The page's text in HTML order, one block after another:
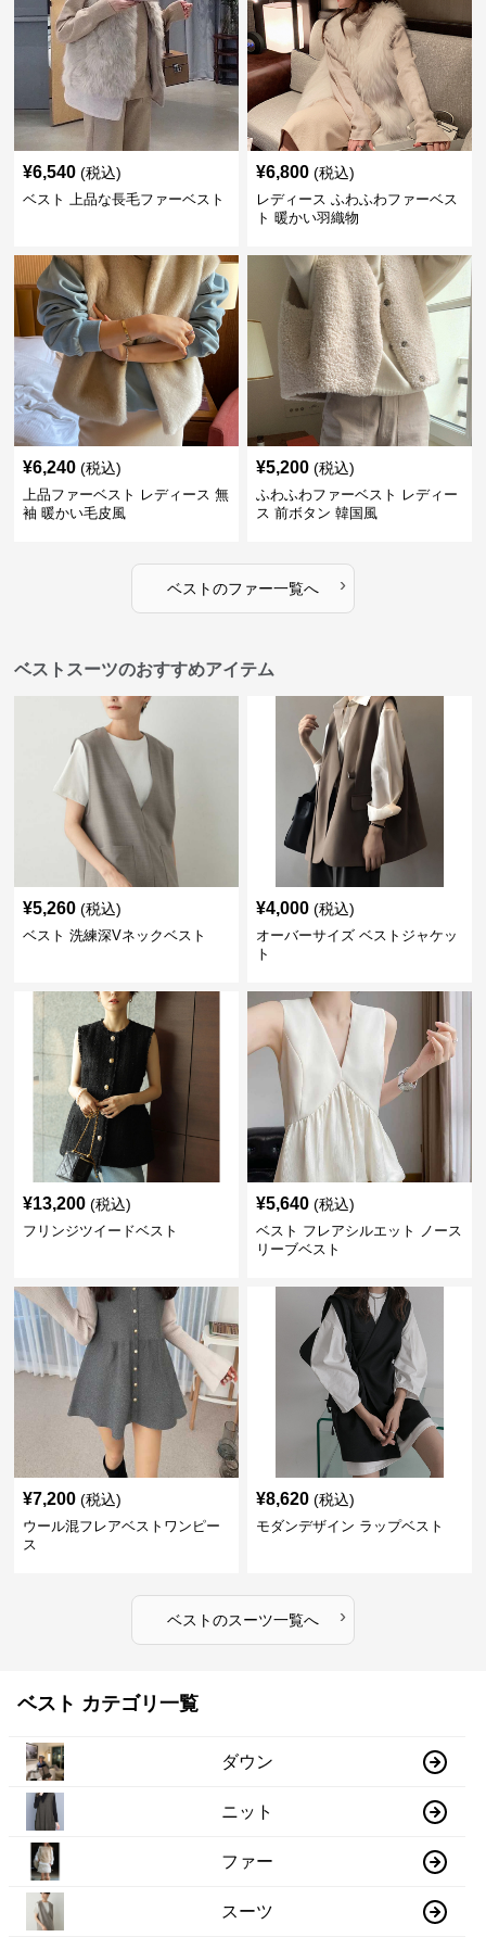
¥6,540 (税込)
ベスト 上品な長毛ファーベスト
¥6,800 (税込)
レディース ふわふわファーベス
ト 暖かい羽織物
¥6,240 (税込)
上品ファーベスト レディース 無
袖 暖かい毛皮風
¥5,200 (税込)
ふわふわファーベスト レディー
ス 前ボタン 韓国風
ベストのファー一覧へ ›
ベストスーツのおすすめアイテム
¥5,260 (税込)
ベスト 洗練深Vネックベスト
¥4,000 (税込)
オーバーサイズ ベストジャケッ
ト
¥13,200 (税込)
フリンジツイードベスト
¥5,640 (税込)
ベスト フレアシルエット ノース
リーブベスト
¥7,200 (税込)
ウール混フレアベストワンピー
ス
¥8,620 (税込)
モダンデザイン ラップベスト
ベストのスーツ一覧へ ›
ベスト カテゴリ一覧
ダウン
ニット
ファー
スーツ